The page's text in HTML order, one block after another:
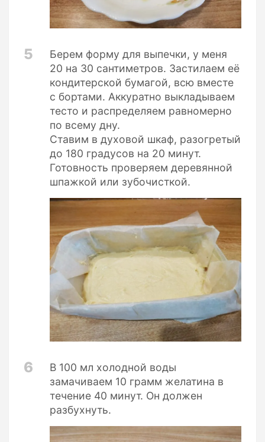
5
Берем форму для выпечки, у меня
20 на 30 сантиметров. Застилаем её
кондитерской бумагой, всю вместе
с бортами. Аккуратно выкладываем
тесто и распределяем равномерно
по всему дну.
Ставим в духовой шкаф, разогретый
до 180 градусов на 20 минут.
Готовность проверяем деревянной
шпажкой или зубочисткой.
6
В 100 мл холодной воды
замачиваем 10 грамм желатина в
течение 40 минут. Он должен
разбухнуть.